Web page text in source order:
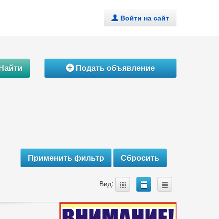
. Войти на сайт
ÁПодать объявление
Вид: A B C